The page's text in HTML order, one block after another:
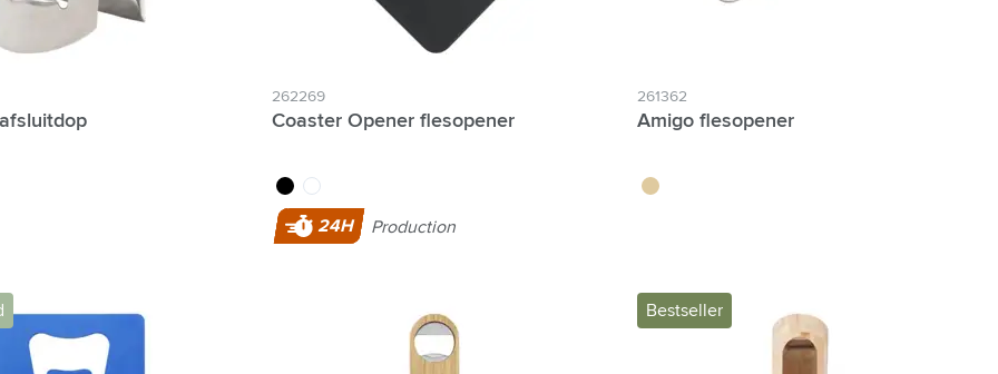
& Onderweg categorie
262269
Coaster Opener flesopener
noir blanc
24H Production
261362
Amigo flesopener
brun bois
Bestseller